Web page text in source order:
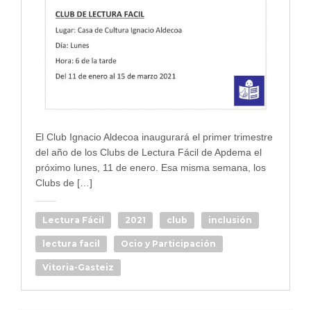
El Club Ignacio Aldecoa inaugurará el primer trimestre
del año de los Clubs de Lectura Fácil de Apdema el
próximo lunes, 11 de enero. Esa misma semana, los
Clubs de […]
Lectura Fácil 2021 club inclusión
lectura facil Ocio y Participación
Vitoria-Gasteiz